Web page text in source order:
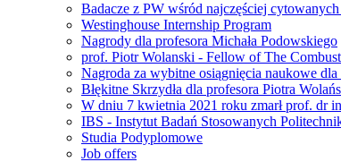
Badacze z PW wśród najczęściej
Westinghouse Internship Program
Nagrody dla profesora Michała Podowskiego
prof. Piotr Wolanski - Fellow of The
Nagroda za wybitne osiągnięcia naukowe
Błękitne Skrzydła dla profesora Piotra
W dniu 7 kwietnia 2021 roku zmarł prof. dr
IBS - Instytut Badań Stosowanych
Studia Podyplomowe
Job offers